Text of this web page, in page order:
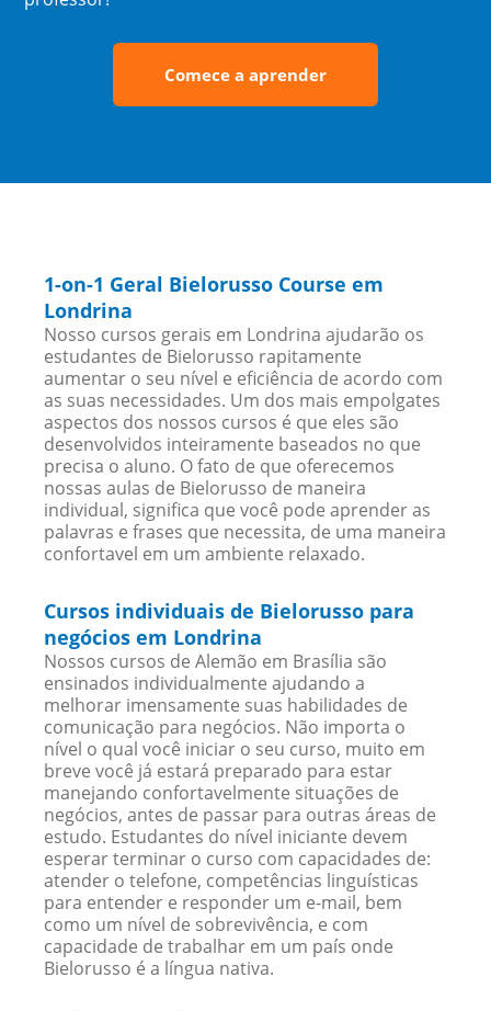
Comece a aprender
1-on-1 Geral Bielorusso Course em
Londrina
Nosso cursos gerais em Londrina ajudarão os
estudantes de Bielorusso rapitamente
aumentar o seu nível e eficiência de acordo com
as suas necessidades. Um dos mais empolgates
aspectos dos nossos cursos é que eles são
desenvolvidos inteiramente baseados no que
precisa o aluno. O fato de que oferecemos
nossas aulas de Bielorusso de maneira
individual, significa que você pode aprender as
palavras e frases que necessita, de uma maneira
confortavel em um ambiente relaxado.
Cursos individuais de Bielorusso para
negócios em Londrina
Nossos cursos de Alemão em Brasília são
ensinados individualmente ajudando a
melhorar imensamente suas habilidades de
comunicação para negócios. Não importa o
nível o qual você iniciar o seu curso, muito em
breve você já estará preparado para estar
manejando confortavelmente situações de
negócios, antes de passar para outras áreas de
estudo. Estudantes do nível iniciante devem
esperar terminar o curso com capacidades de:
atender o telefone, competências linguísticas
para entender e responder um e-mail, bem
como um nível de sobrevivência, e com
capacidade de trabalhar em um país onde
Bielorusso é a língua nativa.